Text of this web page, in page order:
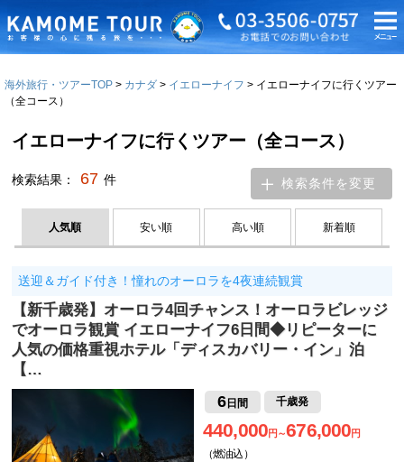
海外旅行・ツアーTOP カナダ イエローナイフ
イエローナイフに行くツアー
（全コース）
イエローナイフに行くツアー（全コース）
検索結果： 67 件 検索条件を変更
人気順 安い順 高い順 新着順
送迎＆ガイド付き！憧れのオーロラを4夜連続観賞
【新千歳発】オーロラ4回チャンス！オーロラビレッジ
でオーロラ観賞 イエローナイフ6日間◆リピーターに
人気の価格重視ホテル「ディスカバリー・イン」泊
【…
6日間 千歳発
440,000円～676,000円
（燃油込）